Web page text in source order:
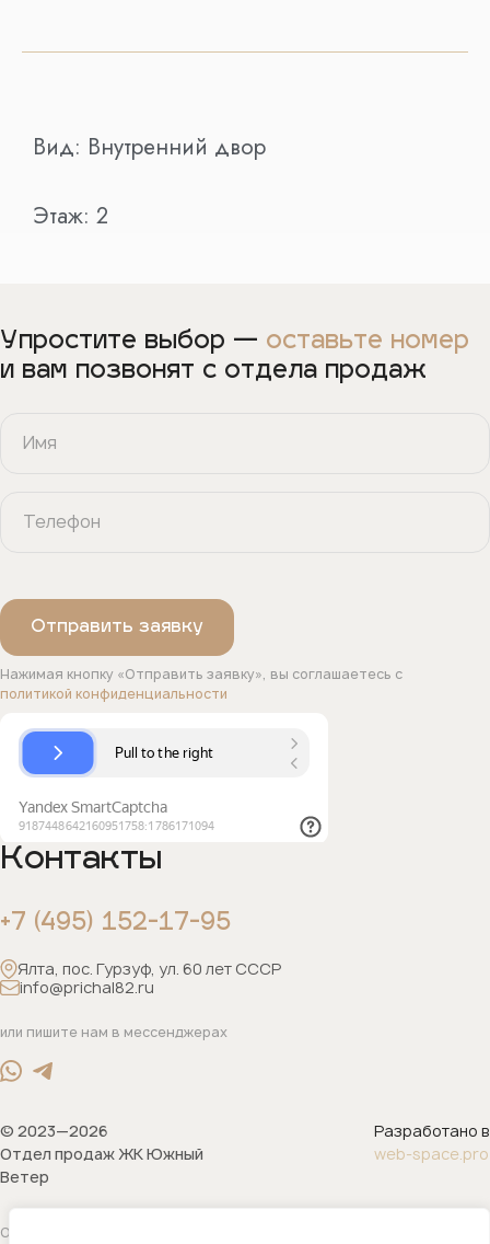
Вид: Внутренний двор
Этаж: 2
Упростите выбор — оставьте номер
и вам позвонят с отдела продаж
Нажимая кнопку «Отправить заявку», вы соглашаетесь с
политикой конфиденциальности
Контакты
+7 (495) 152-17-95
Ялта, пос. Гурзуф, ул. 60 лет СССР
info@prichal82.ru
или пишите нам в мессенджерах
© 2023—2026
Отдел продаж ЖК Южный
Ветер
Разработано в
web-space.pro
Обращаем ваше внимание на то, что данный интернет-сайт носит